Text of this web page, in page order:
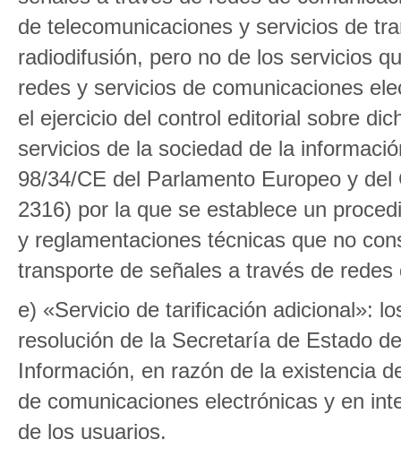
de telecomunicaciones y servicios de
radiodifusión, pero no de los servicios
redes y servicios de comunicaciones
el ejercicio del control editorial sobre
servicios de la sociedad de la
98/34/CE del Parlamento Europeo y
2316) por la que se establece un
y reglamentaciones técnicas que no
transporte de señales a través de
e) «Servicio de tarificación adicional»:
resolución de la Secretaría de Estado
Información, en razón de la existencia
de comunicaciones electrónicas y en
de los usuarios.